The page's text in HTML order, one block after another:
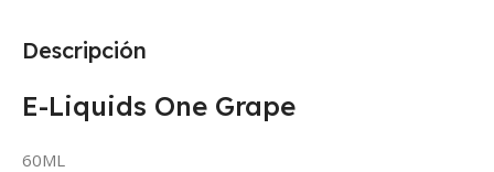
Descripción
E-Liquids One Grape
60ML